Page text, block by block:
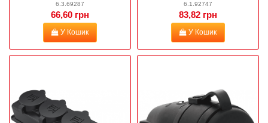
6.3.69287
66,60 грн
У Кошик
6.1.92747
83,82 грн
У Кошик